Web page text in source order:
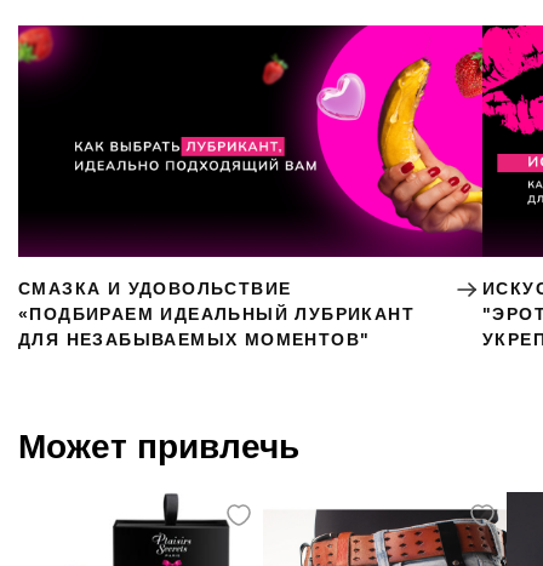
СМАЗКА И УДОВОЛЬСТВИЕ
«ПОДБИРАЕМ ИДЕАЛЬНЫЙ ЛУБРИКАНТ
ДЛЯ НЕЗАБЫВАЕМЫХ МОМЕНТОВ"
Может привлечь